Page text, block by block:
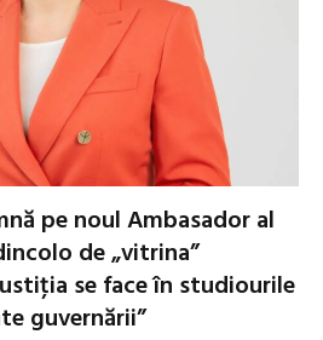
pe noul Ambasador al
de „vitrina”
se face în studiourile
guvernării”